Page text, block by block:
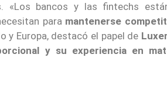
«Los bancos y las fintechs
para mantenerse
y Europa, destacó el papel de
y su experiencia en